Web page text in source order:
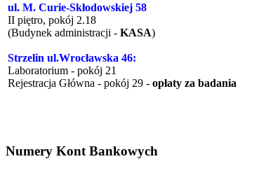
ul. M. Curie-Skłodowskiej 58
II piętro, pokój 2.18
(Budynek administracji - KASA)
Strzelin ul.Wrocławska 46:
Laboratorium - pokój 21
Rejestracja Główna - pokój 29 - opłaty za badania
Numery Kont Bankowych